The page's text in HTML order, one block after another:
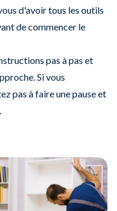
d'avoir tous les outils
de commencer le
pas à pas et
Si vous
pas à faire une pause et